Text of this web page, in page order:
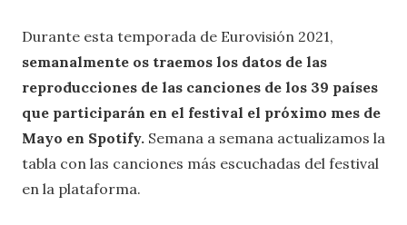
Durante esta temporada de Eurovisión 2021,
semanalmente os traemos los datos de las
reproducciones de las canciones de los 39 países
que participarán en el festival el próximo mes de
Mayo en Spotify. Semana a semana actualizamos la
tabla con las canciones más escuchadas del festival
en la plataforma.